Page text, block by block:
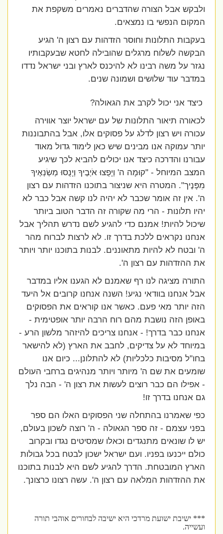
ולבקש אבל הצורה שהדברים נאמרים משקפת את
המקום הנפשי בו נמצאים.
בעקבות התלונות וחוסר הזדהות עם רצון ה' הגיע
הבקשה לשלוח מרגלים שהובילה לחטא שבעקבותיו
נגזר על משה רבינו לא להיכנס לארץ ובני ישראל נדדו
במדבר עוד שלושים ושמונה שנים.
כיצד אני יכול לקרב את הגאולה?
לכאורה תיאור התלונות של עם ישראל יוצר אווירה
עכורה ויש רצון לדלג על פסוקים אלו, אבל בהתבוננות
יותר עמוקה אנו מבינים שיש כאן לימוד גדול מאוד
עבורנו והדרכה כיצד אנו יכולים להביא לכך שיגיע
המצב המיוחל - "קוּמָה ה' וְיָפֻצוּ אֹיְבֶיךָ וְיָנֻסוּ מְשַׂנְאֶיךָ
מִפָּנֶיך". המטרה היא שניצור בתוכנו הזדהות עם רצון
ה'. אין זה אומר שכבר לא יהיה לנו קשה אבל כבר לא
יהיו תלונות - הרי מה שקורה זה הדבר הטוב ביותר
שיכול להיות! אמנם כדי להגיע לשם נדרש תהליך אבל
אנחנו נקראים ללכת בדרך זו. לא לרצות לברוח מהר
ה' ובטח לא להיות מתאוננים. לבנות בתוכנו יותר ויותר
את ההזדהות עם רצון ה'.
התורה מציגה לנו רף שאמנם לא הגענו אליו במדבר
אבל אנחנו בוודאי נגיע! השנה אנחנו קרובים אל היעד
הזה יותר מאי פעם. כאשר אנו קוראים את הפסוקים
באופן הזה נושבת מהם רוח הרבה יותר אופטימית -
אנחנו כבר בדרך! - אנחנו צריכים להיזהר מלשון הרע -
במיוחד לא על צדיקים, לחבב את הארץ (לא להישאר
בחו"ל מסיבות כלכליות) לא להתלונן... כיום אנו
שומעים את שם ה' מיותר ויותר מנהיגים ברחבי העולם
- אפילו הם כבר רוצים לעשות את רצון ה' - הבה נלך
גם אנחנו בדרך זו!
כפי שאמרנו בהתחלה שני הפסוקים האלו הם ספר
בפני עצמם - זה ספר הגאולה - ה' רוצה לשכון בעולם,
יש לו שונאים מתנגדים וכאלו שמסיטים נגדו ובקרוב
כולם ייכנעו בפניו. ועם ישראל ישכון לבטח בכל גבולות
הארץ המובטחת. הדרך להגיע לשם היא לבנות בתוכנו
את ההזדהות המלאה עם רצון ה'. עשה רצונו כרצונך.
*** ישיבת ישועת מרדכי היא ישיבה לבחורים אוהבי תורה
ועשייה.